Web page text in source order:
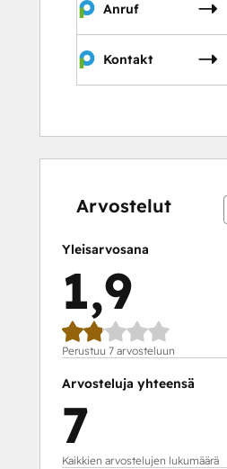
Anruf
Kontakt
Arvostelut
Yleisarvosana
1,9
Perustuu 7 arvosteluun
Arvosteluja yhteensä
7
Kaikkien arvostelujen lukumäärä